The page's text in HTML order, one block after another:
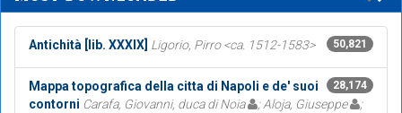
50,821
Antichità [lib. XXXIX] Ligorio, Pirro <ca. 1512-1583>
28,174
Mappa topografica della citta di Napoli e de' suoi
contorni Carafa, Giovanni, duca di Noia ; Aloja, Giuseppe
;